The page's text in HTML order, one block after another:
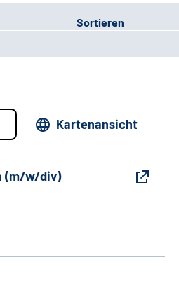
Sortieren
Kartenansicht
(m/w/div)